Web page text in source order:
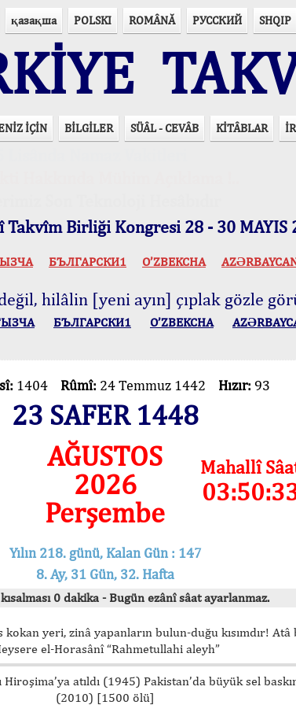
қазақша POLSKI ROMÂNĂ РУССКИЙ SHQIP
İÇİN BİLGİLER SÜÂL - CEVÂB KİTÂBLAR
Birliği Kongresi 28 - 30 MAYIS
БЪЛГАРСКИ1 O’ZBEKCHA
hilâlin [yeni ayın] çıplak gözle
БЪЛГАРСКИ1 O’ZBEKCHA
1404 Rûmî: 24 Temmuz 1442 Hızır: 93
23 SAFER 1448
AĞUSTOS
2026
Perşembe
Mahallî
Yılın 218. günü, Kalan Gün : 147
8. Ay, 31 Gün, 32. Hafta
0 dakika - Bugün ezânî sâat ayarlanmaz.
kokan yeri, zinâ yapanların bulun-duğu kısımdır! Atâ
el-Horasânî “Rahmetullahi aleyh”
atıldı (1945) Pakistan’da büyük sel
(2010) [1500 ölü]